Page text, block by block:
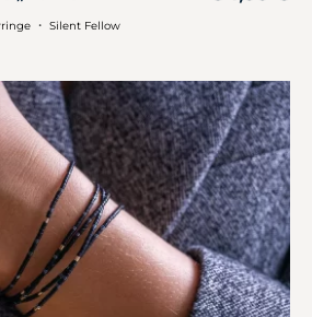
・ Silent Fellow